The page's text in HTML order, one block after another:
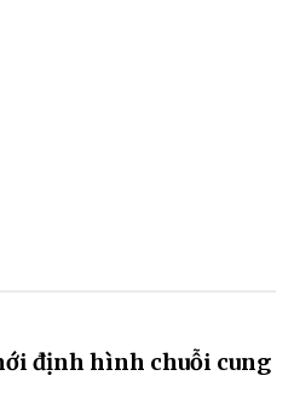
định hình chuỗi cung